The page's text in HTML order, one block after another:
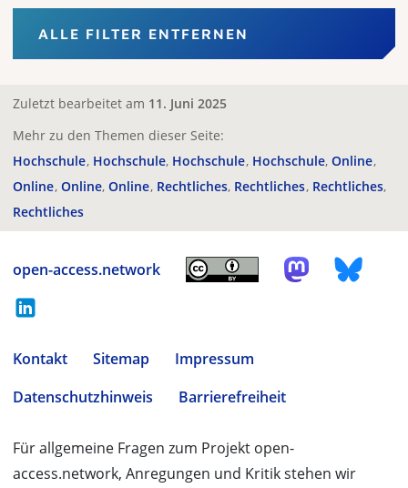
ALLE FILTER ENTFERNEN
Zuletzt bearbeitet am 11. Juni 2025
Mehr zu den Themen dieser Seite:
Hochschule Hochschule Hochschule Hochschule Online
Online Online Online Rechtliches Rechtliches Rechtliches
Rechtliches
open-access.network
Kontakt Sitemap
Impressum
Datenschutzhinweis
Barrierefreiheit
Für allgemeine Fragen zum Projekt open-
access.network, Anregungen und Kritik stehen wir